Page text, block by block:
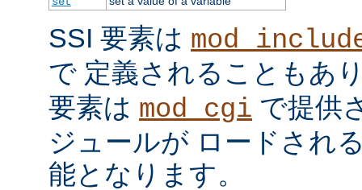
SSI 要素は
で 定義されることもあ
要素は mod_cgi で提供
ジュールが ロードされ
能となります。